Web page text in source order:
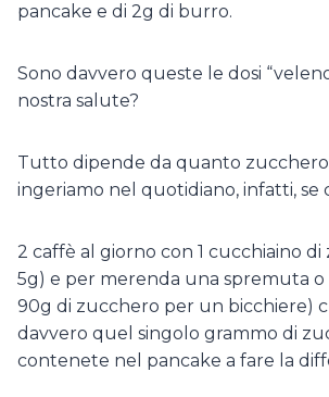
pancake e di 2g di burro.
Sono davvero queste le dosi
nostra salute?
Tutto dipende da quanto
ingeriamo nel quotidiano, infatti, se
2 caffè al giorno con 1 cucchiaino
5g) e per merenda una spremuta o
90g di zucchero per un bicchiere)
davvero quel singolo grammo di
contenete nel pancake a fare la